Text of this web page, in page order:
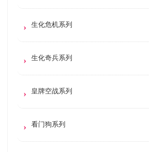
生化危机系列
生化奇兵系列
皇牌空战系列
看门狗系列